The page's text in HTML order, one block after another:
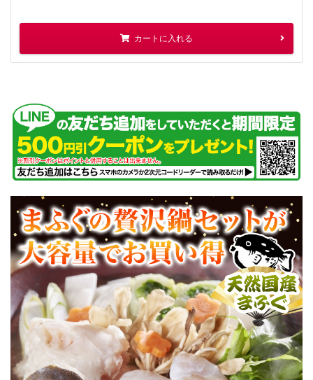
カートに入れる